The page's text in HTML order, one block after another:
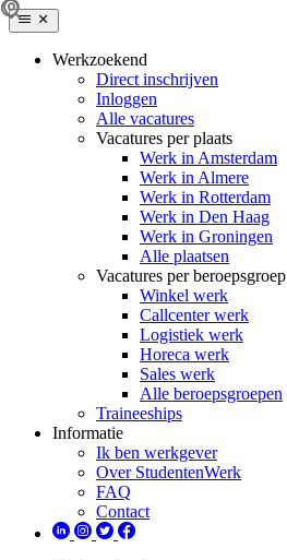
Werkzoekend
Direct inschrijven
Inloggen
Alle vacatures
Vacatures per plaats
Werk in Amsterdam
Werk in Almere
Werk in Rotterdam
Werk in Den Haag
Werk in Groningen
Alle plaatsen
Vacatures per beroepsgroep
Winkel werk
Callcenter werk
Logistiek werk
Horeca werk
Sales werk
Alle beroepsgroepen
Traineeships
Informatie
Ik ben werkgever
Over StudentenWerk
FAQ
Contact